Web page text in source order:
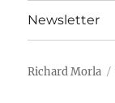
Newsletter
Richard Morla